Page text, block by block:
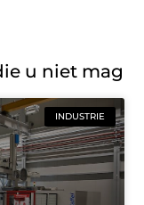
u niet mag
INDUSTRIE